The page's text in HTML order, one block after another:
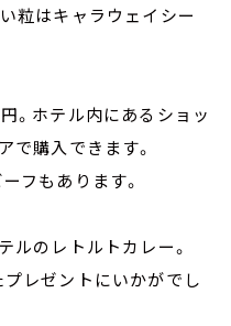
粒はキャラウェイシー
。ホテル内にあるショッ
で購入できます。
フもあります。
ルのレトルトカレー。
レゼントにいかがでし